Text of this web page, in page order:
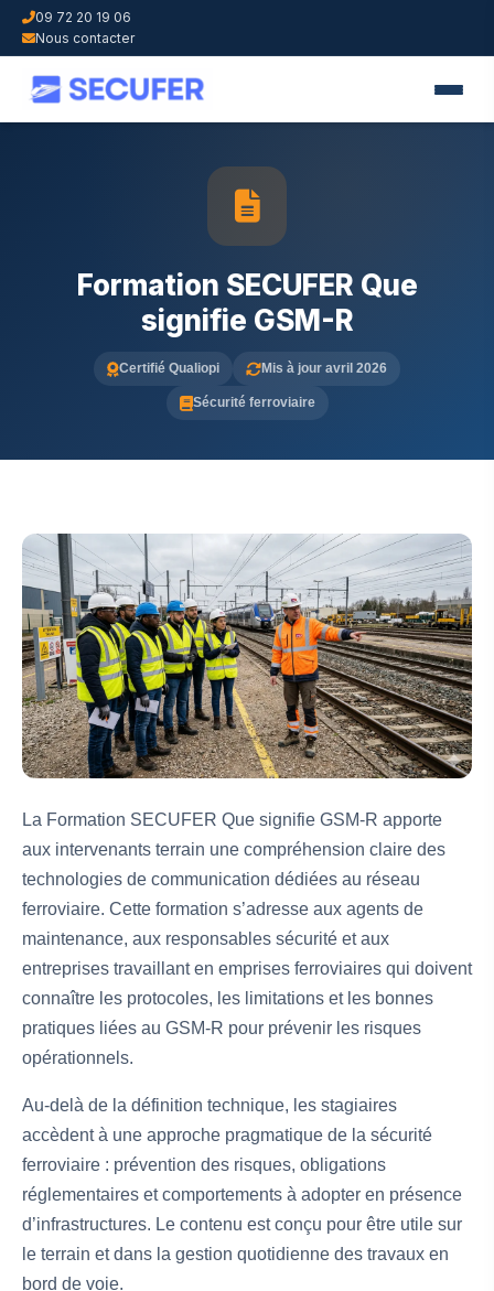
09 72 20 19 06
Nous contacter
Formation SECUFER Que
signifie GSM-R
Certifié Qualiopi Mis à jour avril 2026
Sécurité ferroviaire
La Formation SECUFER Que signifie GSM-R apporte
aux intervenants terrain une compréhension claire des
technologies de communication dédiées au réseau
ferroviaire. Cette formation s’adresse aux agents de
maintenance, aux responsables sécurité et aux
entreprises travaillant en emprises ferroviaires qui doivent
connaître les protocoles, les limitations et les bonnes
pratiques liées au GSM‑R pour prévenir les risques
opérationnels.
Au-delà de la définition technique, les stagiaires
accèdent à une approche pragmatique de la sécurité
ferroviaire : prévention des risques, obligations
réglementaires et comportements à adopter en présence
d’infrastructures. Le contenu est conçu pour être utile sur
le terrain et dans la gestion quotidienne des travaux en
bord de voie.